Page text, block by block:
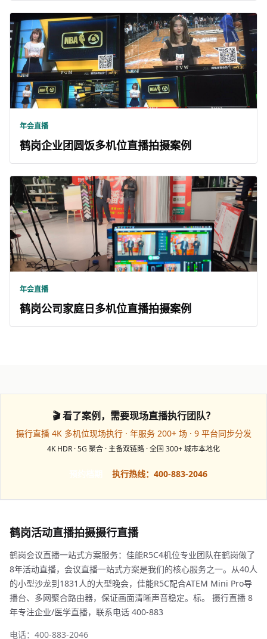
年会直播
鹤岗企业团圆饭多机位直播拍摄案例
年会直播
鹤岗公司家庭日多机位直播拍摄案例
🎬 看了案例，需要现场直播执行团队？
摄行直播 4K 多机位现场执行 · 年服务 200+ 场 · 9 平台同步分发
4K HDR · 5G 聚合 · 主备双链路 · 全国 300+ 城市本地化
执行热线：400-883-2046
鹤岗活动直播拍摄摄行直播
鹤岗会议直播一站式方案服务：佳能R5C4机位专业团队在鹤岗做了
8年活动直播，会议直播一站式方案是我们的核心服务之一。从40人
的小型沙龙到1831人的大型晚会，佳能R5C配合ATEM Mini Pro导
播台、多网聚合路由器，保证画面清晰声音稳定。标。 摄行直播 8
年专注企业/医学直播，联系电话 400-883
电话：400-883-2046